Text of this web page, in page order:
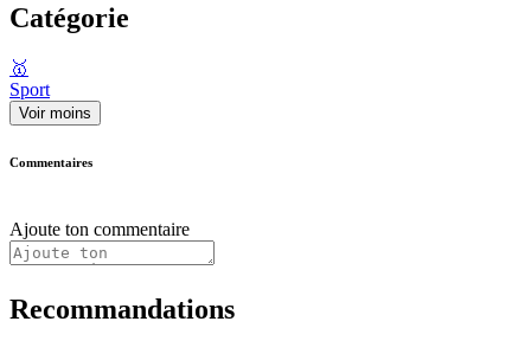
Catégorie
🥇
Sport
Voir moins
Commentaires
Ajoute ton commentaire
Recommandations